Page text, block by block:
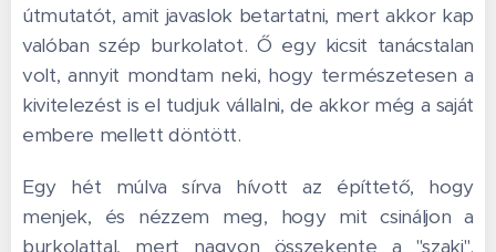
útmutatót, amit javaslok betartatni, mert akkor kap
valóban szép burkolatot. Ő egy kicsit tanácstalan
volt, annyit mondtam neki, hogy természetesen a
kivitelezést is el tudjuk vállalni, de akkor még a saját
embere mellett döntött.
Egy hét múlva sírva hívott az építtető, hogy
menjek, és nézzem meg, hogy mit csináljon a
burkolattal, mert nagyon összekente a "szaki".